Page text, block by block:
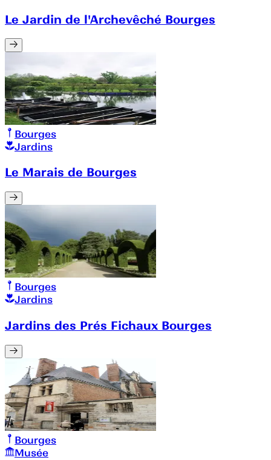
Le Jardin de l'Archevêché Bourges
Bourges
Jardins
Le Marais de Bourges
Bourges
Jardins
Jardins des Prés Fichaux Bourges
Bourges
Musée